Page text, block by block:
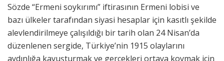
Sözde “Ermeni soykırımı” iftirasının Ermeni lobisi ve
bazı ülkeler tarafından siyasi hesaplar için kasıtlı şekilde
alevlendirilmeye çalışıldığı bir tarih olan 24 Nisan’da
düzenlenen sergide, Türkiye’nin 1915 olaylarını
aydınlığa kavuşturmak ve gerçekleri ortaya koymak için